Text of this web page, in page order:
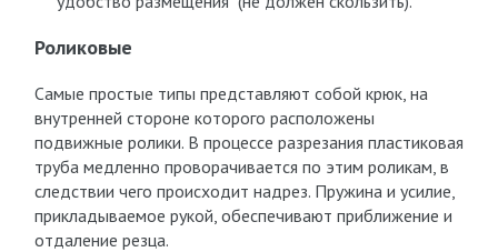
Роликовые
Самые простые типы представляют собой крюк, на
внутренней стороне которого расположены
подвижные ролики. В процессе разрезания пластиковая
труба медленно проворачивается по этим роликам, в
следствии чего происходит надрез. Пружина и усилие,
прикладываемое рукой, обеспечивают приближение и
отдаление резца.